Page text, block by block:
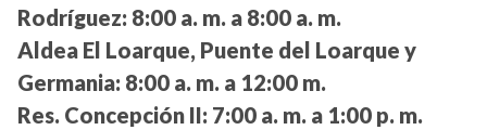
Rodríguez: 8:00 a. m. a 8:00 a. m.
Aldea El Loarque, Puente del Loarque y
Germania: 8:00 a. m. a 12:00 m.
Res. Concepción II: 7:00 a. m. a 1:00 p. m.